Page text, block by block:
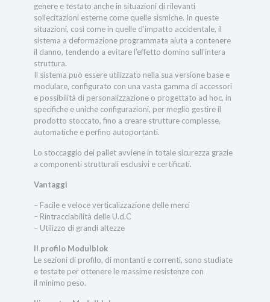
genere e testato anche in situazioni di rilevanti
sollecitazioni esterne come quelle sismiche. In queste
situazioni, così come in quelle d’impatto accidentale, il
sistema a deformazione programmata aiuta a contenere
il danno, tendendo a evitare l’effetto domino sull’intera
struttura.
Il sistema può essere utilizzato nella sua versione base e
modulare, configurato con una vasta gamma di accessori
e possibilità di personalizzazione o progettato ad hoc, in
specifiche e uniche configurazioni, per meglio gestire il
prodotto stoccato, fino a creare strutture complesse,
automatiche e perfino autoportanti.
Lo stoccaggio dei pallet avviene in totale sicurezza grazie
a componenti strutturali esclusivi e certificati.
Vantaggi
– Facile e veloce verticalizzazione delle merci
– Rintracciabilità delle U.d.C
– Utilizzo di grandi altezze
Il profilo Modulblok
Le sezioni di profilo, di montanti e correnti, sono studiate
e testate per ottenere le massime resistenze con
il minimo peso.